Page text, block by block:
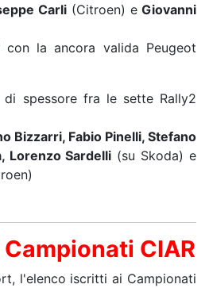
Carli (Citroen) e Giovanni
con la ancora valida Peugeot
di spessore fra le sette Rally2
Bizzarri, Fabio Pinelli, Stefano
Lorenzo Sardelli (su Skoda) e
CIAR
l'elenco iscritti ai Campionati